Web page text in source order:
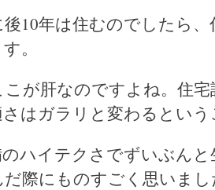
10年は住むのでしたら
。
が肝なのですよね。住
はガラリと変わるという
ハイテクさでずいぶん
際にものすごく思いまし